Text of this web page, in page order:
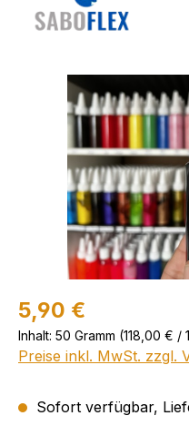
Bildergalerie überspringen
5,90 €
Inhalt: 50 Gramm (118,00 € /
Preise inkl. MwSt. zzgl.
Sofort verfügbar,